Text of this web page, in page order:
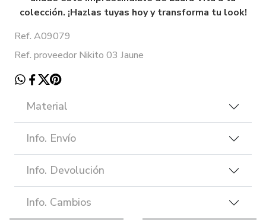
colección. ¡Hazlas tuyas hoy y transforma tu look!
Ref. A09079
Ref. proveedor Nikito 03 Jaune
Material
Info. Envío
Info. Devolución
Info. Cambios